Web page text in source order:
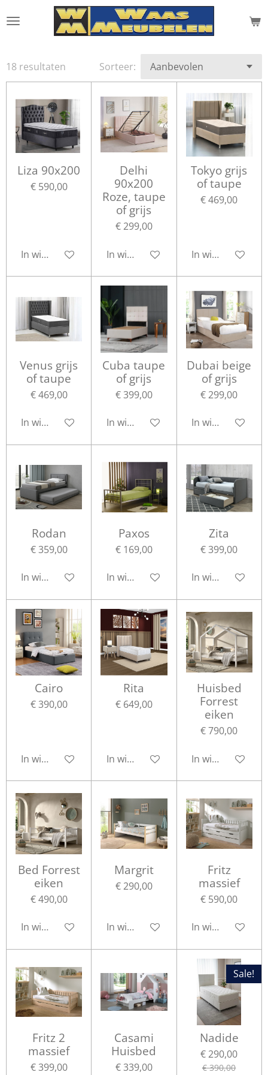
direct
hoofdinhoud
18 resultaten Sorteer:
Liza 90x200
€ 590,00
In winkelwagen
Delhi
90x200
Roze, taupe
of grijs
€ 299,00
In winkelwagen
Tokyo grijs
of taupe
€ 469,00
In winkelwagen
Venus grijs
of taupe
€ 469,00
In winkelwagen
Cuba taupe
of grijs
€ 399,00
In winkelwagen
Dubai beige
of grijs
€ 299,00
In winkelwagen
Rodan
€ 359,00
In winkelwagen
Paxos
€ 169,00
In winkelwagen
Zita
€ 399,00
In winkelwagen
Cairo
€ 390,00
In winkelwagen
Rita
€ 649,00
In winkelwagen
Huisbed
Forrest
eiken
€ 790,00
In winkelwagen
Bed Forrest
eiken
€ 490,00
In winkelwagen
Margrit
€ 290,00
In winkelwagen
Fritz
massief
€ 590,00
In winkelwagen
Fritz 2
massief
€ 399,00
Casami
Huisbed
€ 339,00
Sale!
Nadide
€ 290,00
€ 390,00